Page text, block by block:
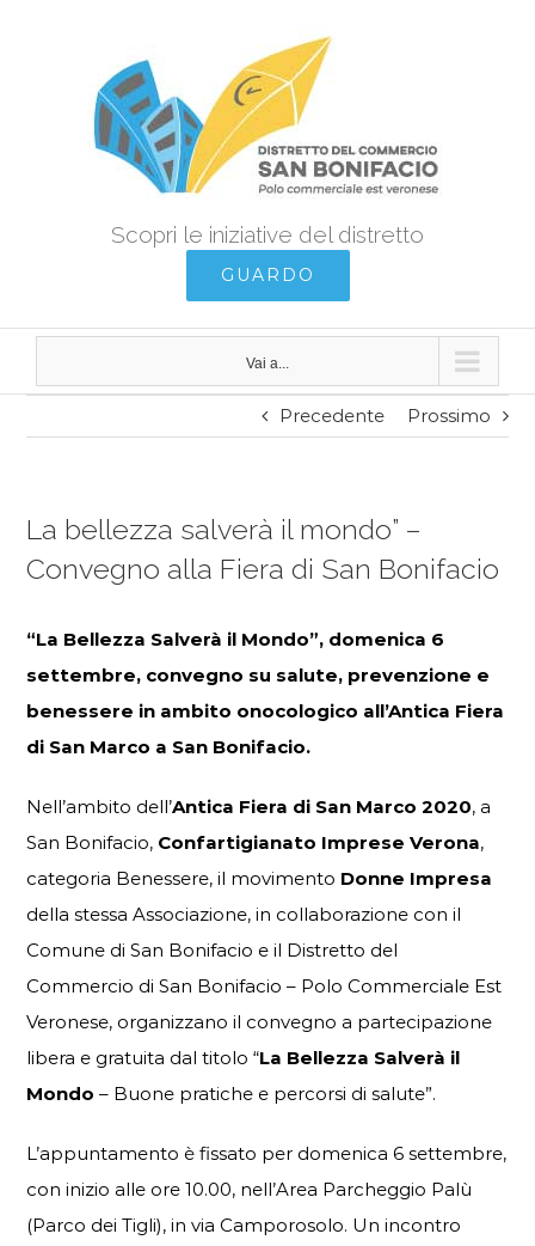
Scopri le iniziative del distretto
GUARDO
Vai a...
Precedente Prossimo
La bellezza salverà il mondo” –
Convegno alla Fiera di San Bonifacio
“La Bellezza Salverà il Mondo”, domenica 6
settembre, convegno su salute, prevenzione e
benessere in ambito onocologico all’Antica Fiera
di San Marco a San Bonifacio.
Nell’ambito dell’Antica Fiera di San Marco 2020, a
San Bonifacio, Confartigianato Imprese Verona,
categoria Benessere, il movimento Donne Impresa
della stessa Associazione, in collaborazione con il
Comune di San Bonifacio e il Distretto del
Commercio di San Bonifacio – Polo Commerciale Est
Veronese, organizzano il convegno a partecipazione
libera e gratuita dal titolo “La Bellezza Salverà il
Mondo – Buone pratiche e percorsi di salute”.
L’appuntamento è fissato per domenica 6 settembre,
con inizio alle ore 10.00, nell’Area Parcheggio Palù
(Parco dei Tigli), in via Camporosolo. Un incontro